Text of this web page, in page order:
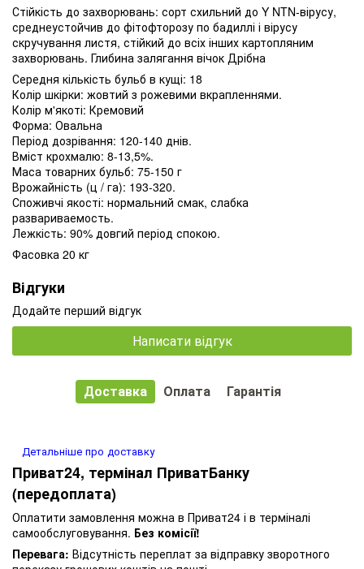
Стійкість до захворювань: сорт схильний до Y NTN-вірусу,
среднеустойчив до фітофторозу по бадиллі і вірусу
скручування листя, стійкий до всіх інших картопляним
захворювань. Глибина залягання вічок Дрібна
Середня кількість бульб в кущі: 18
Колір шкірки: жовтий з рожевими вкрапленнями.
Колір м'якоті: Кремовий
Форма: Овальна
Період дозрівання: 120-140 днів.
Вміст крохмалю: 8-13,5%.
Маса товарних бульб: 75-150 г
Врожайність (ц / га): 193-320.
Споживчі якості: нормальний смак, слабка
развариваемость.
Лежкість: 90% довгий період спокою.
Фасовка 20 кг
Відгуки
Додайте перший відгук
Написати відгук
Доставка Оплата Гарантія
Детальніше про доставку
Приват24, термінал ПриватБанку
(передоплата)
Оплатити замовлення можна в Приват24 і в терміналі
самообслуговування. Без комісії!
Перевага: Відсутність переплат за відправку зворотного